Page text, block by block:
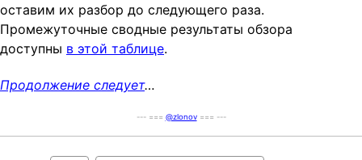
оставим их разбор до следующего раза.
Промежуточные сводные результаты обзора
доступны в этой таблице.
Продолжение следует…
--- === @zlonov=== ---